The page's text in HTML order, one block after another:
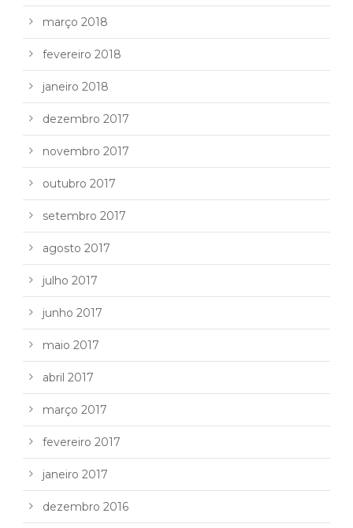
março 2018
fevereiro 2018
janeiro 2018
dezembro 2017
novembro 2017
outubro 2017
setembro 2017
agosto 2017
julho 2017
junho 2017
maio 2017
abril 2017
março 2017
fevereiro 2017
janeiro 2017
dezembro 2016